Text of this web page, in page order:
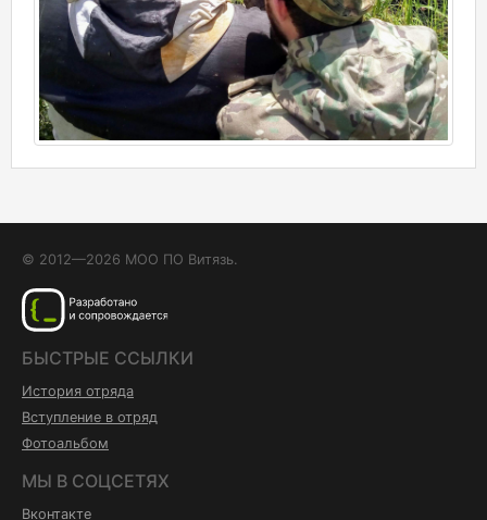
© 2012—2026 МОО ПО Витязь.
БЫСТРЫЕ ССЫЛКИ
История отряда
Вступление в отряд
Фотоальбом
МЫ В СОЦСЕТЯХ
Вконтакте